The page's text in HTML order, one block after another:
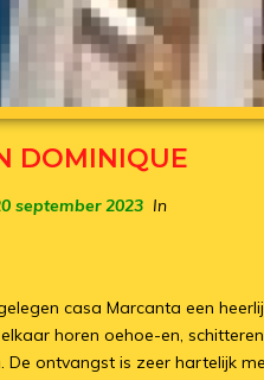
DOMINIQUE
september 2023 In
casa Marcanta een
horen oehoe-en,
De ontvangst is zeer hartelijk